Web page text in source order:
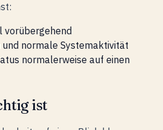
vorübergehend
normale Systemaktivität
normalerweise auf einen
ist